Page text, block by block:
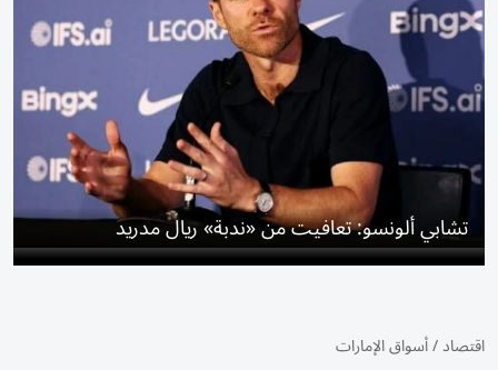
تشابي ألونسو: تعافيت من «ندبة» ريال مدريد
اقتصاد/أسواق الإمارات